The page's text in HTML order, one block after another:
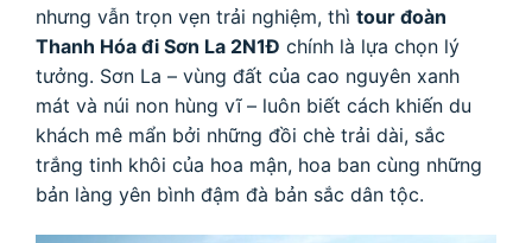
nhưng vẫn trọn vẹn trải nghiệm, thì tour đoàn
Thanh Hóa đi Sơn La 2N1Đ chính là lựa chọn lý
tưởng. Sơn La – vùng đất của cao nguyên xanh
mát và núi non hùng vĩ – luôn biết cách khiến du
khách mê mẩn bởi những đồi chè trải dài, sắc
trắng tinh khôi của hoa mận, hoa ban cùng những
bản làng yên bình đậm đà bản sắc dân tộc.